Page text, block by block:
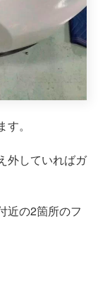
。
外していればガ
近の2箇所のフ